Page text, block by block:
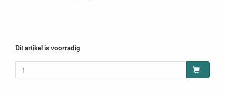
Dit artikel is voorradig